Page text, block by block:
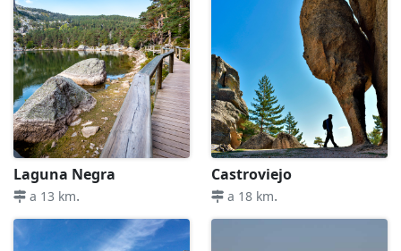
Laguna Negra
a 13 km.
Castroviejo
a 18 km.